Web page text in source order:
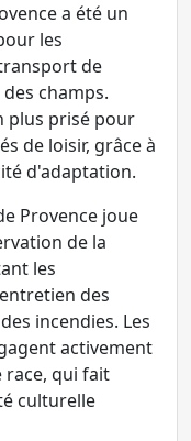
a été un
les
de
champs.
plus prisé pour
de loisir, grâce à
d'adaptation.
Provence joue
de la
les
des
incendies. Les
activement
race, qui fait
culturelle